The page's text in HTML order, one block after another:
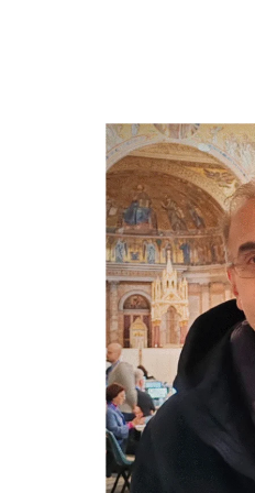
Hit enter to search